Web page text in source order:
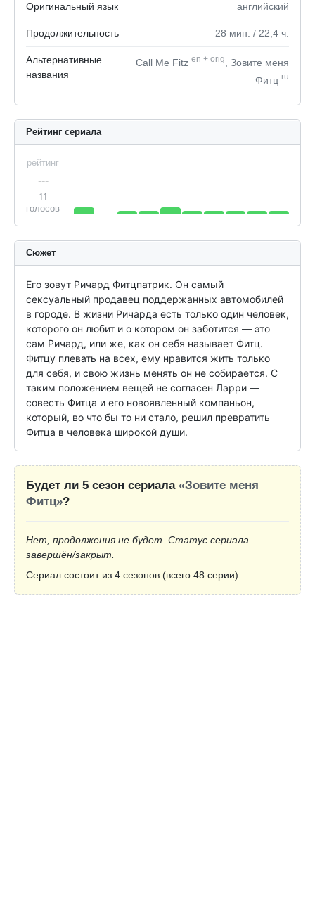
Оригинальный язык английский
Продолжительность 28 мин. / 22,4 ч.
Альтернативные
названия
Call Me Fitz en + orig
, Зовите меня
Фитц ru
Рейтинг сериала
рейтинг
---
11
голосов
Сюжет
Его зовут Ричард Фитцпатрик. Он самый
сексуальный продавец поддержанных автомобилей
в городе. В жизни Ричарда есть только один человек,
которого он любит и о котором он заботится — это
сам Ричард, или же, как он себя называет Фитц.
Фитцу плевать на всех, ему нравится жить только
для себя, и свою жизнь менять он не собирается. С
таким положением вещей не согласен Ларри —
совесть Фитца и его новоявленный компаньон,
который, во что бы то ни стало, решил превратить
Фитца в человека широкой души.
Будет ли 5 сезон сериала «Зовите меня
Фитц»?
Нет, продолжения не будет. Статус сериала —
завершён/закрыт.
Сериал состоит из 4 сезонов (всего 48 серии).